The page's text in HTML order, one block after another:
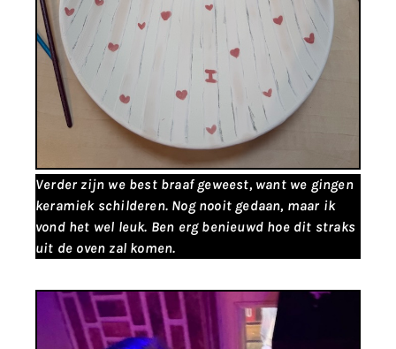
Verder zijn we best braaf geweest, want we gingen
keramiek schilderen. Nog nooit gedaan, maar ik
vond het wel leuk. Ben erg benieuwd hoe dit straks
uit de oven zal komen.